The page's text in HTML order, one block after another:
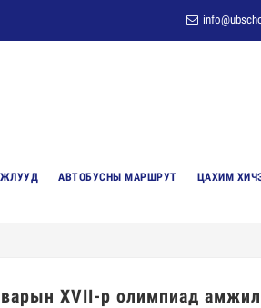
АВТОБУСНЫ МАРШРУТ ЦАХИМ
XVII-р олимпиад